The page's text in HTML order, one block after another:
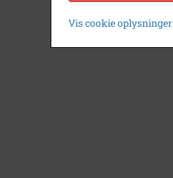
Vis cookie oplysninger